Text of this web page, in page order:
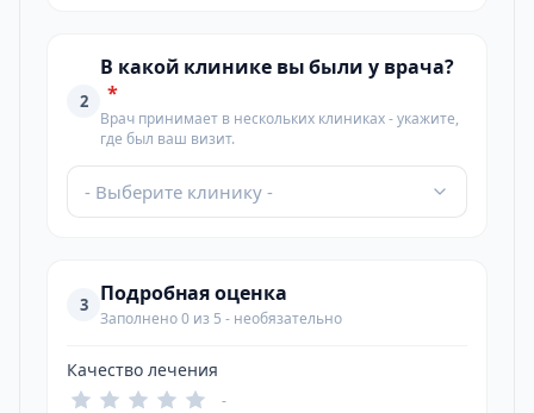
2
В какой клинике вы были у врача?
*
Врач принимает в нескольких клиниках - укажите,
где был ваш визит.
- Выберите клинику -
3 Подробная оценка
Заполнено 0 из 5 - необязательно
Качество лечения
-